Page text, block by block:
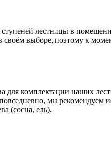
лестницы в
выборе, поэтому к
для комплектации наших
мы
(сосна, ель).